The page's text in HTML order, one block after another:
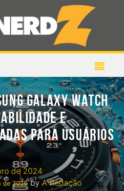
GALAXY WATCH
E
PARA USUÁRIOS
de 2024
de 2026byA Redação